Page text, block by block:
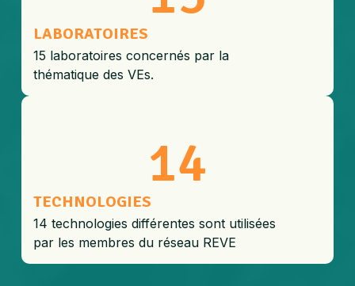
LABORATOIRES
15 laboratoires concernés par la
thématique des VEs.
14
TECHNOLOGIES
14 technologies différentes sont utilisées
par les membres du réseau REVE